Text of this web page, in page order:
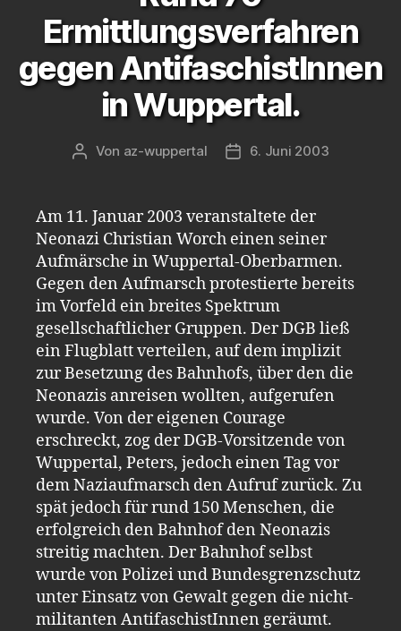
Ermittlungsverfahren
gegen AntifaschistInnen
in Wuppertal.
Beitragsautor
Von az-wuppertal Veröffentlichungsdatum
6. Juni 2003
Am 11. Januar 2003 veranstaltete der
Neonazi Christian Worch einen seiner
Aufmärsche in Wuppertal-Oberbarmen.
Gegen den Aufmarsch protestierte bereits
im Vorfeld ein breites Spektrum
gesellschaftlicher Gruppen. Der DGB ließ
ein Flugblatt verteilen, auf dem implizit
zur Besetzung des Bahnhofs, über den die
Neonazis anreisen wollten, aufgerufen
wurde. Von der eigenen Courage
erschreckt, zog der DGB-Vorsitzende von
Wuppertal, Peters, jedoch einen Tag vor
dem Naziaufmarsch den Aufruf zurück. Zu
spät jedoch für rund 150 Menschen, die
erfolgreich den Bahnhof den Neonazis
streitig machten. Der Bahnhof selbst
wurde von Polizei und Bundesgrenzschutz
unter Einsatz von Gewalt gegen die nicht-
militanten AntifaschistInnen geräumt.